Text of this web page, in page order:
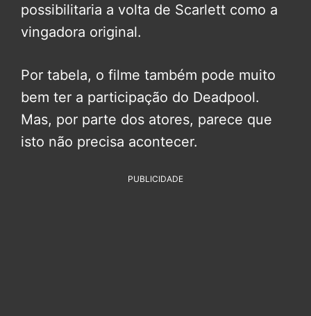
possibilitaria a volta de Scarlett como a
vingadora original.
Por tabela, o filme também pode muito
bem ter a participação do Deadpool.
Mas, por parte dos atores, parece que
isto não precisa acontecer.
PUBLICIDADE